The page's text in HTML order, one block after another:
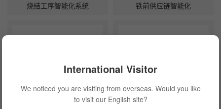
烧结工序智能化系统 铁前供应链智能化
International Visitor
We noticed you are visiting from overseas. Would you like
to visit our English site?